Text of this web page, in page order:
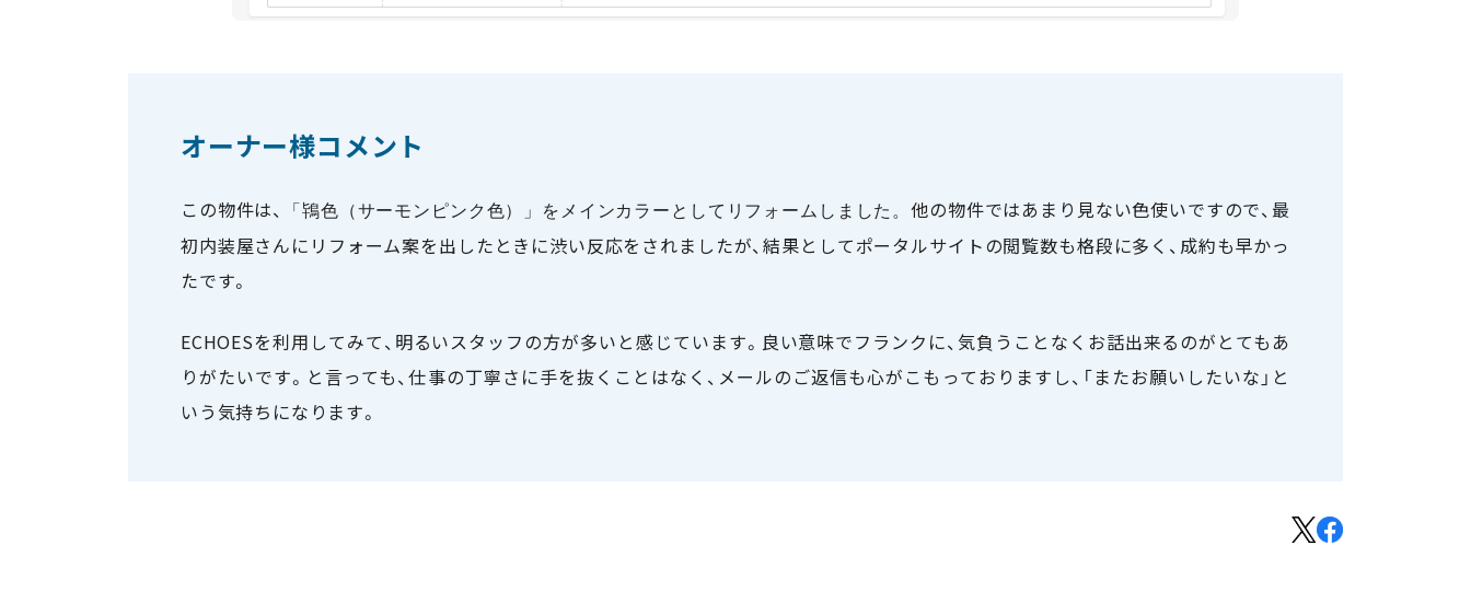
オーナー様コメント
この物件は、 「鴇色（サーモンピンク色）」をメインカラーとしてリフォームしました。他の物件ではあまり見ない色使いですので、最
初内装屋さんにリフォーム案を出したときに渋い反応をされましたが、結果としてポータルサイトの閲覧数も格段に多く、成約も早かっ
たです。
ECHOESを利用してみて、明るいスタッフの方が多いと感じています。良い意味でフランクに、気負うことなくお話出来るのがとてもあ
りがたいです。と言っても、仕事の丁寧さに手を抜くことはなく、メールのご返信も心がこもっておりますし、「またお願いしたいな」と
いう気持ちになります。